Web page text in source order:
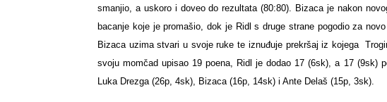
smanjio, a uskoro i doveo do rezultata (80:80). Bizacaje nakon
bacanje koje je promašio, dok je Ridl s druge strane pogodio za
Bizaca uzima stvari u svoje ruke te iznuđuje prekršaj iz kojega
svoju momčad upisao 19 poena, Ridl je dodao 17 (6sk), a 17 (9sk)
Luka Drezga(26p, 4sk), Bizaca (16p, 14sk) i Ante Delaš (15p, 3sk).